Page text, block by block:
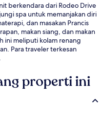
berkendara dari Rodeo Drive
spa untuk memanjakan diri
dan masakan Prancis
makan siang, dan makan
ini meliputi kolam renang
Para traveler terkesan
properti ini